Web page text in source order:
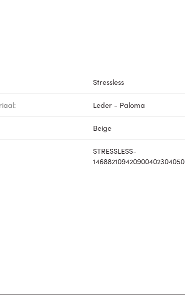
Stressless
Leder - Paloma
Beige
STRESSLESS-
146882109420900402304050